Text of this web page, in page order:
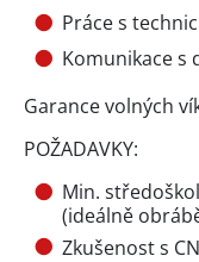
Práce s
Komunikace s
Garance volných
POŽADAVKY:
Min.
(ideálně
Zkušenost s